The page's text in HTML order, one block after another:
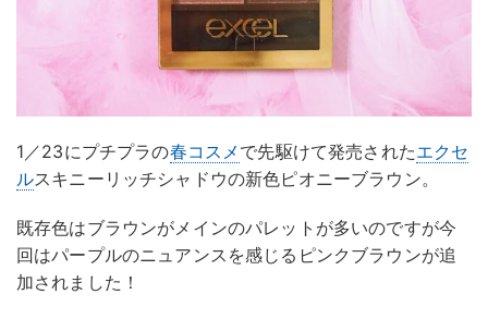
1／23にプチプラの春コスメ で先駆けて発売されたエクセ
ルスキニーリッチシャドウの新色ピオニーブラウン。
既存色はブラウンがメインのパレットが多いのですが今
回はパープルのニュアンスを感じるピンクブラウンが追
加されました！